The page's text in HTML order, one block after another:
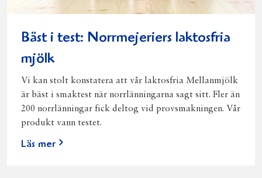
Bäst i test: Norrmejeriers laktosfria
mjölk
Vi kan stolt konstatera att vår laktosfria Mellanmjölk
är bäst i smaktest när norrlänningarna sagt sitt. Fler än
200 norrlänningar fick deltog vid provsmakningen. Vår
produkt vann testet.
Läs mer